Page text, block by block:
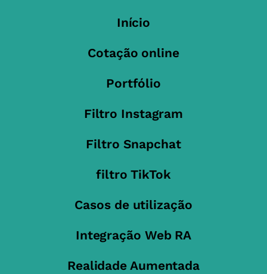
Início
Cotação online
Portfólio
Filtro Instagram
Filtro Snapchat
filtro TikTok
Casos de utilização
Integração Web RA
Realidade Aumentada